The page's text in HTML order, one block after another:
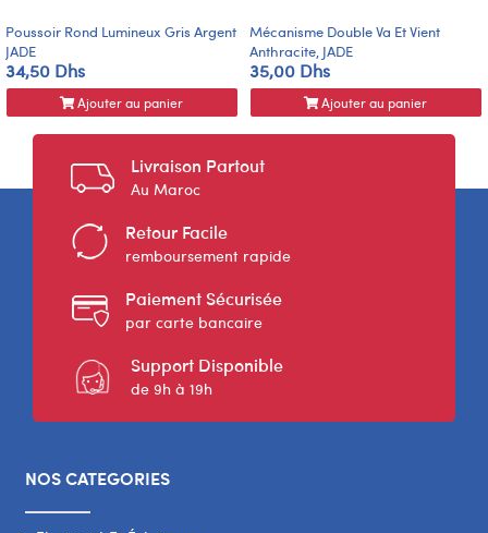
Poussoir Rond Lumineux Gris Argent
JADE
34,50 Dhs
Ajouter au panier
Mécanisme Double Va Et Vient
Anthracite, JADE
35,00 Dhs
Ajouter au panier
Livraison Partout
Au Maroc
Retour Facile
remboursement rapide
Paiement Sécurisée
par carte bancaire
Support Disponible
de 9h à 19h
NOS CATEGORIES